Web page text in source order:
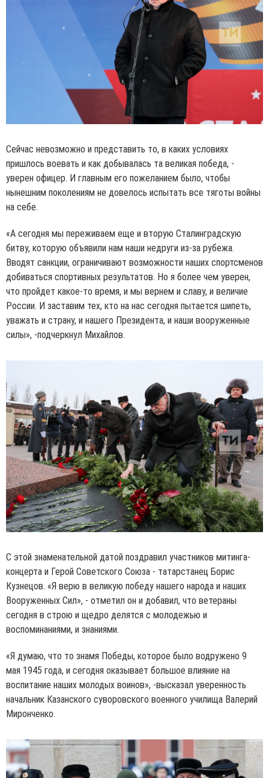
Сейчас невозможно и представить то, в каких условиях
пришлось воевать и как добывалась та великая победа, -
уверен офицер. И главным его пожеланием было, чтобы
нынешним поколениям не довелось испытать все тяготы войны
на себе.
«А сегодня мы переживаем еще и вторую Сталинградскую
битву, которую объявили нам наши недруги из-за рубежа.
Вводят санкции, ограничивают возможности наших спортсменов
добиваться спортивных результатов. Но я более чем уверен,
что пройдет какое-то время, и мы вернем и славу, и величие
России. И заставим тех, кто на нас сегодня пытается шипеть,
уважать и страну, и нашего Президента, и наши вооруженные
силы», -подчеркнул Михайлов.
С этой знаменательной датой поздравил участников митинга-
концерта и Герой Советского Союза - татарстанец Борис
Кузнецов. «Я верю в великую победу нашего народа и наших
Вооруженных Сил», - отметил он и добавил, что ветераны
сегодня в строю и щедро делятся с молодежью и
воспоминаниями, и знаниями.
«Я думаю, что то знамя Победы, которое было водружено 9
мая 1945 года, и сегодня оказывает большое влияние на
воспитание наших молодых воинов», -высказал уверенность
начальник Казанского суворовского военного училища Валерий
Миронченко.